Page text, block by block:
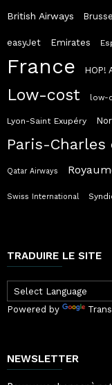
British Airways
easyJet Emirates
France HOP!
Low-cost low-
Lyon-Saint Exupéry
Paris-Charles
Qatar Airways
Swiss International
TRADUIRE LE SITE
Powered by
NEWSLETTER